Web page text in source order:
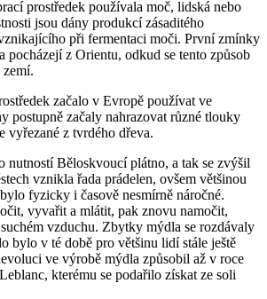
prostředek používala moč, lidská nebo
jsou dány produkcí zásaditého
při fermentaci moči. První zmínky
pocházejí z Orientu, odkud se tento způsob
začalo v Evropě používat ve
postupně začaly nahrazovat různé tlouky
vyřezané z tvrdého dřeva.
nutností Běloskvoucí plátno, a tak se zvýšil
vznikla řada prádelen, ovšem většinou
fyzicky i časově nesmírně náročné.
vyvařit a mlátit, pak znovu namočit,
vzduchu. Zbytky mýdla se rozdávaly
bylo v té době pro většinu lidí stále ještě
ve výrobě mýdla způsobil až v roce
kterému se podařilo získat ze soli